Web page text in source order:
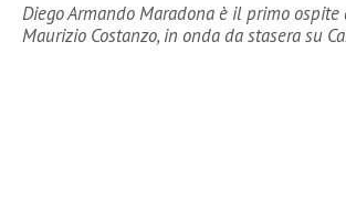
Diego Armando Maradona è il primo ospite
Maurizio Costanzo, in onda da stasera su